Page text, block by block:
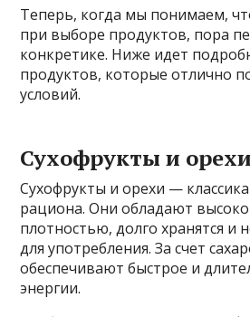
Теперь, когда мы понимаем,
при выборе продуктов, пора
конкретике. Ниже идет
продуктов, которые отлично
условий.
Сухофрукты и орехи
Сухофрукты и орехи —
рациона. Они обладают
плотностью, долго хранятся и
для употребления. За счет
обеспечивают быстрое и
энергии.